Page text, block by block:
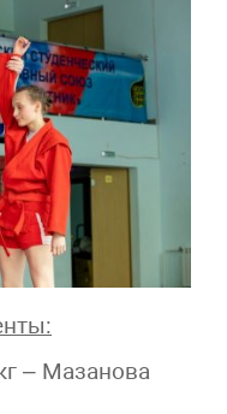
– Мазанова